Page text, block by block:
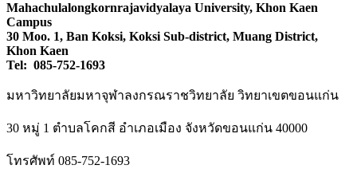
Mahachulalongkornrajavidyalaya University, Khon Kaen
Campus
30 Moo. 1, Ban Koksi, Koksi Sub-district, Muang District,
Khon Kaen
Tel: 085-752-1693
มหาวิทยาลัยมหาจุฬาลงกรณราชวิทยาลัย วิทยาเขตขอนแก่น
30 หมู่ 1 ตำบลโคกสี อำเภอเมือง จังหวัดขอนแก่น 40000
โทรศัพท์ 085-752-1693